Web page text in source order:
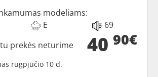
modeliams:
E 69
40 90€
prekės neturime
rugpjūčio 10 d.